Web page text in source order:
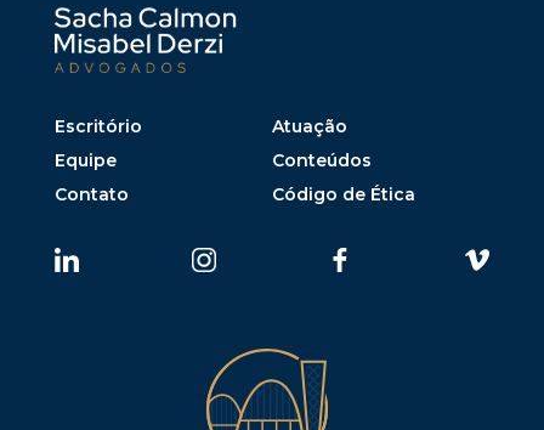
Escritório
Atuação
Equipe
Conteúdos
Contato
Código de Ética